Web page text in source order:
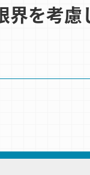
界を考